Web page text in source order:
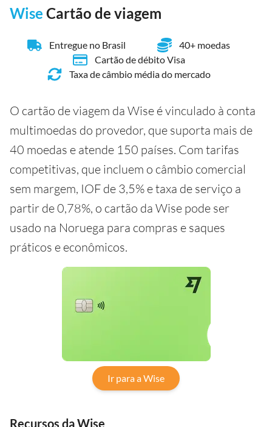
Wise Cartão de viagem
Entregue no Brasil
40+ moedas
Cartão de débito Visa
Taxa de câmbio média do mercado
O cartão de viagem da Wise é vinculado à conta
multimoedas do provedor, que suporta mais de
40 moedas e atende 150 países. Com tarifas
competitivas, que incluem o câmbio comercial
sem margem, IOF de 3,5% e taxa de serviço a
partir de 0,78%, o cartão da Wise pode ser
usado na Noruega para compras e saques
práticos e econômicos.
Ir para a Wise
Recursos da Wise